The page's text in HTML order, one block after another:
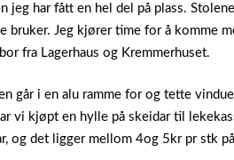
jeg har fått en hel del på plass.
bruker. Jeg kjører time for å komme
fra Lagerhaus og Kremmerhuset.
går i en alu ramme for og tette
vi kjøpt en hylle på skeidar til
og det ligger mellom 4og 5kr pr stk